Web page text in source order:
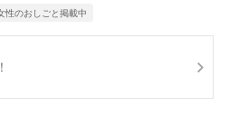
性のおしごと掲載中